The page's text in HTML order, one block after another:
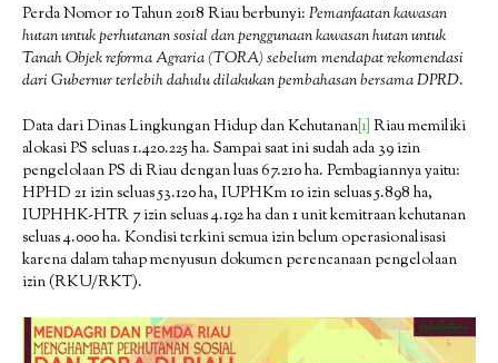
Perda Nomor 10 Tahun 2018 Riau berbunyi: Pemanfaatan kawasan
hutan untuk perhutanan sosial dan penggunaan kawasan hutan untuk
Tanah Objek reforma Agraria (TORA) sebelum mendapat rekomendasi
dari Gubernur terlebih dahulu dilakukan pembahasan bersama DPRD.
Data dari Dinas Lingkungan Hidup dan Kehutanan[1] Riau memiliki
alokasi PS seluas 1.420.225 ha. Sampai saat ini sudah ada 39 izin
pengelolaan PS di Riau dengan luas 67.210 ha. Pembagiannya yaitu:
HPHD 21 izin seluas 53.120 ha, IUPHKm 10 izin seluas 5.898 ha,
IUPHHK-HTR 7 izin seluas 4.192 ha dan 1 unit kemitraan kehutanan
seluas 4.000 ha. Kondisi terkini semua izin belum operasionalisasi
karena dalam tahap menyusun dokumen perencanaan pengelolaan
izin (RKU/RKT).